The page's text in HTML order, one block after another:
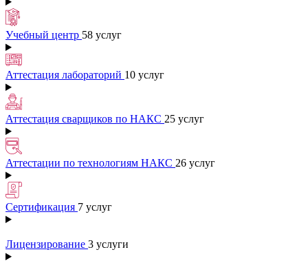
Учебный центр 58 услуг
Аттестация лабораторий 10 услуг
Аттестация сварщиков по НАКС 25 услуг
Аттестации по технологиям НАКС 26 услуг
Сертификация 7 услуг
Лицензирование 3 услуги